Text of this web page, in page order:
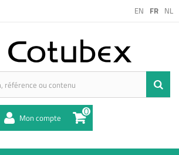
EN FR NL
Mon compte 0